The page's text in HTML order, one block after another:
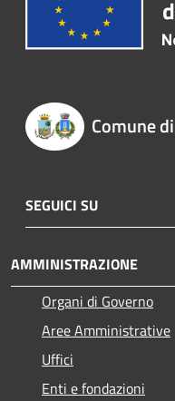
Comune
SEGUICI SU
AMMINISTRAZIONE
Organi di Governo
Aree Amministrative
Uffici
Enti e fondazioni